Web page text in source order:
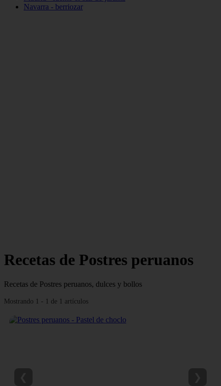
Navarra - berriozar
Recetas de Postres peruanos
Recetas de Postres peruanos, dulces y bollos
Mostrando 1 - 1 de 1 artículos